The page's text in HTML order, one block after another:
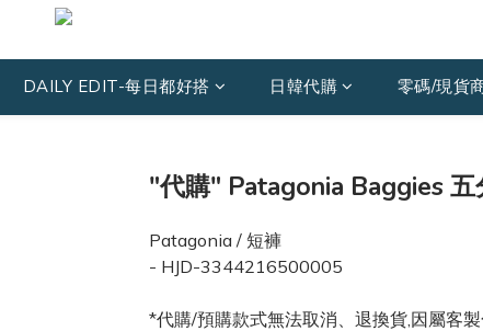
DAILY EDIT-每日都好搭 日韓代購 零碼/現貨
"代購" Patagonia Baggies 五
Patagonia / 短褲
- HJD-3344216500005
*代購/預購款式無法取消、退換貨,因屬客